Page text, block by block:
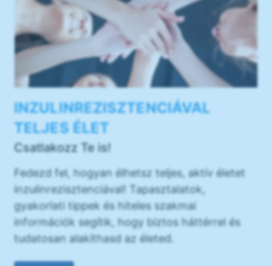
INZULINREZISZTENCIÁVAL
TELJES ÉLET
Csatlakozz Te is!
Fedezd fel, hogyan élhetsz teljes, aktív életet
inzulinrezisztenciával! Tapasztalatok,
gyakorlati tippek és hiteles szakmai
információk segítik, hogy biztos háttérrel és
tudatosan alakíthasd az életed.